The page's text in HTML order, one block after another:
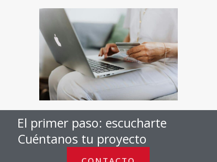
El primer paso: escucharte
Cuéntanos tu proyecto